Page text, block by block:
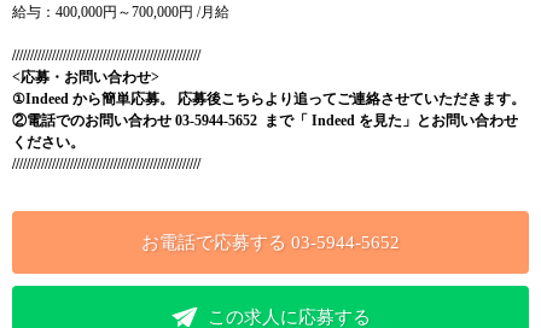
給与：400,000円～700,000円 /月給
////////////////////////////////////////////////////
<応募・お問い合わせ>
①Indeed から簡単応募。 応募後こちらより追ってご連絡させていただきます。
②電話でのお問い合わせ 03-5944-5652 まで「 Indeed を見た」とお問い合わせ
ください。
////////////////////////////////////////////////////
お電話で応募する 03-5944-5652
この求人に応募する